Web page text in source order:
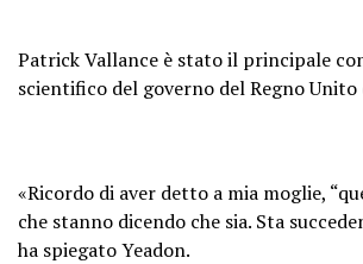
— Wide Awake Media
Patrick Vallance è stato il principale
scientifico del governo del Regno Unito
«Ricordo di aver detto a mia moglie,
che stanno dicendo che sia. Sta
ha spiegato Yeadon.